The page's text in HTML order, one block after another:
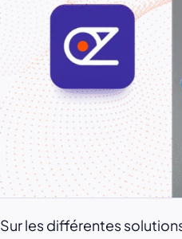
Sur les différentes